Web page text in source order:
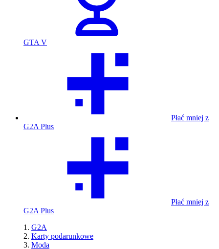
GTA V
Płać mniej z
G2A Plus
Płać mniej z
G2A Plus
G2A
Karty podarunkowe
Moda